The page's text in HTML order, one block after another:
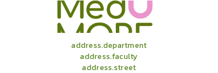
address.department
address.faculty
address.street
onlineCourses academicConferencesnews infographic